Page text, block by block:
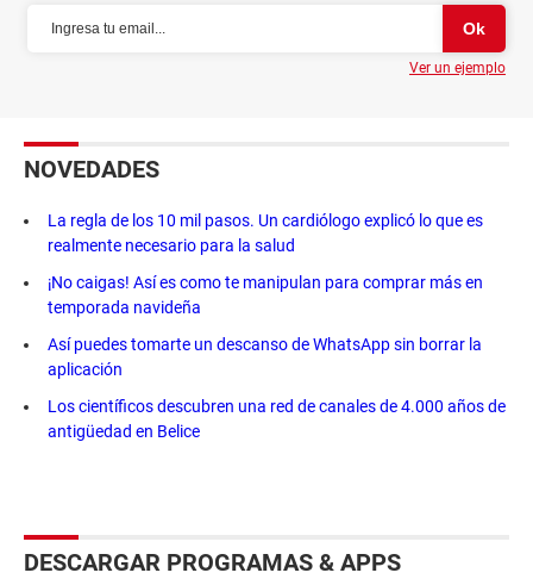
Ver un ejemplo
NOVEDADES
La regla de los 10 mil pasos. Un cardiólogo explicó lo que es
realmente necesario para la salud
¡No caigas! Así es como te manipulan para comprar más en
temporada navideña
Así puedes tomarte un descanso de WhatsApp sin borrar la
aplicación
Los científicos descubren una red de canales de 4.000 años de
antigüedad en Belice
DESCARGAR PROGRAMAS & APPS